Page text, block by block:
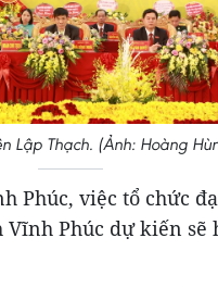
Lập Thạch. (Ảnh: Hoàng
Phúc, việc tổ chức
Vĩnh Phúc dự kiến sẽ